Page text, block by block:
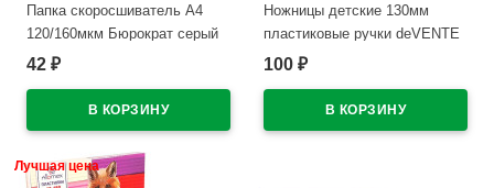
Папка скоросшиватель А4
120/160мкм Бюрократ серый
арт.PS20GREY (Ст.10)
42 ₽
Ножницы детские 130мм
пластиковые ручки deVENTE
Космо (Cosmo) для левшей
100 ₽
Лучшая цена